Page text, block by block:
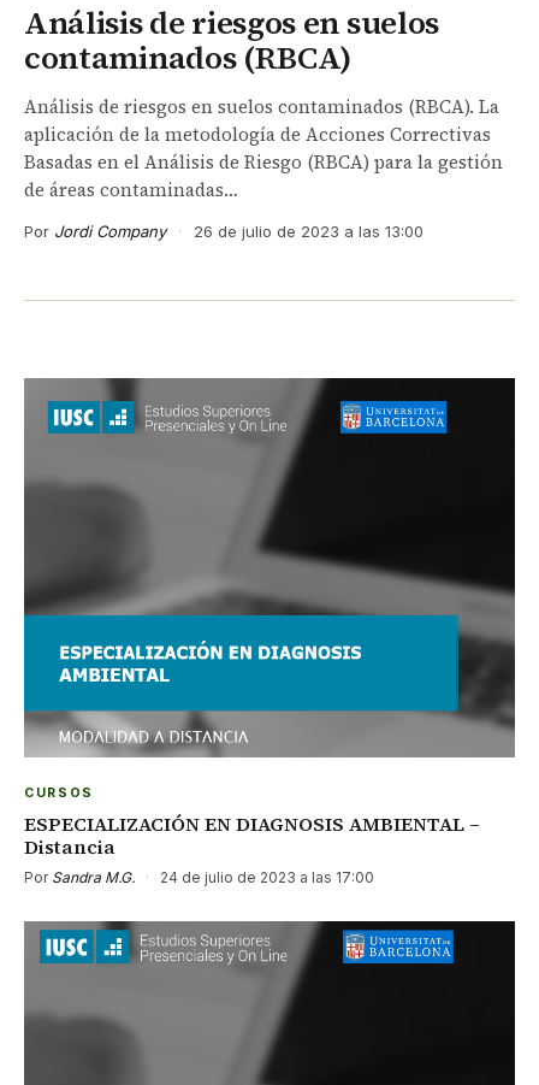
Análisis de riesgos en suelos
contaminados (RBCA)
Análisis de riesgos en suelos contaminados (RBCA). La
aplicación de la metodología de Acciones Correctivas
Basadas en el Análisis de Riesgo (RBCA) para la gestión
de áreas contaminadas…
Por Jordi Company · 26 de julio de 2023 a las 13:00
CURSOS
ESPECIALIZACIÓN EN DIAGNOSIS AMBIENTAL –
Distancia
Por Sandra M.G. · 24 de julio de 2023 a las 17:00